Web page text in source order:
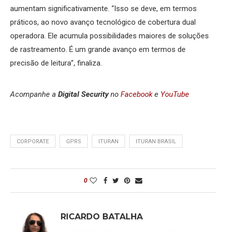
aumentam significativamente. “Isso se deve, em termos
práticos, ao novo avanço tecnológico de cobertura dual
operadora. Ele acumula possibilidades maiores de soluções
de rastreamento. É um grande avanço em termos de
precisão de leitura”, finaliza.
Acompanhe a Digital Securityno Facebooke YouTube
CORPORATE GPRS ITURAN ITURAN BRASIL
0
RICARDO BATALHA